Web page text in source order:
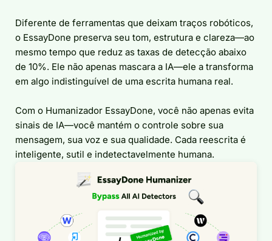
Diferente de ferramentas que deixam traços robóticos,
o EssayDone preserva seu tom, estrutura e clareza—ao
mesmo tempo que reduz as taxas de detecção abaixo
de 10%. Ele não apenas mascara a IA—ele a transforma
em algo indistinguível de uma escrita humana real.
Com o Humanizador EssayDone, você não apenas evita
sinais de IA—você mantém o controle sobre sua
mensagem, sua voz e sua qualidade. Cada reescrita é
inteligente, sutil e indetectavelmente humana.